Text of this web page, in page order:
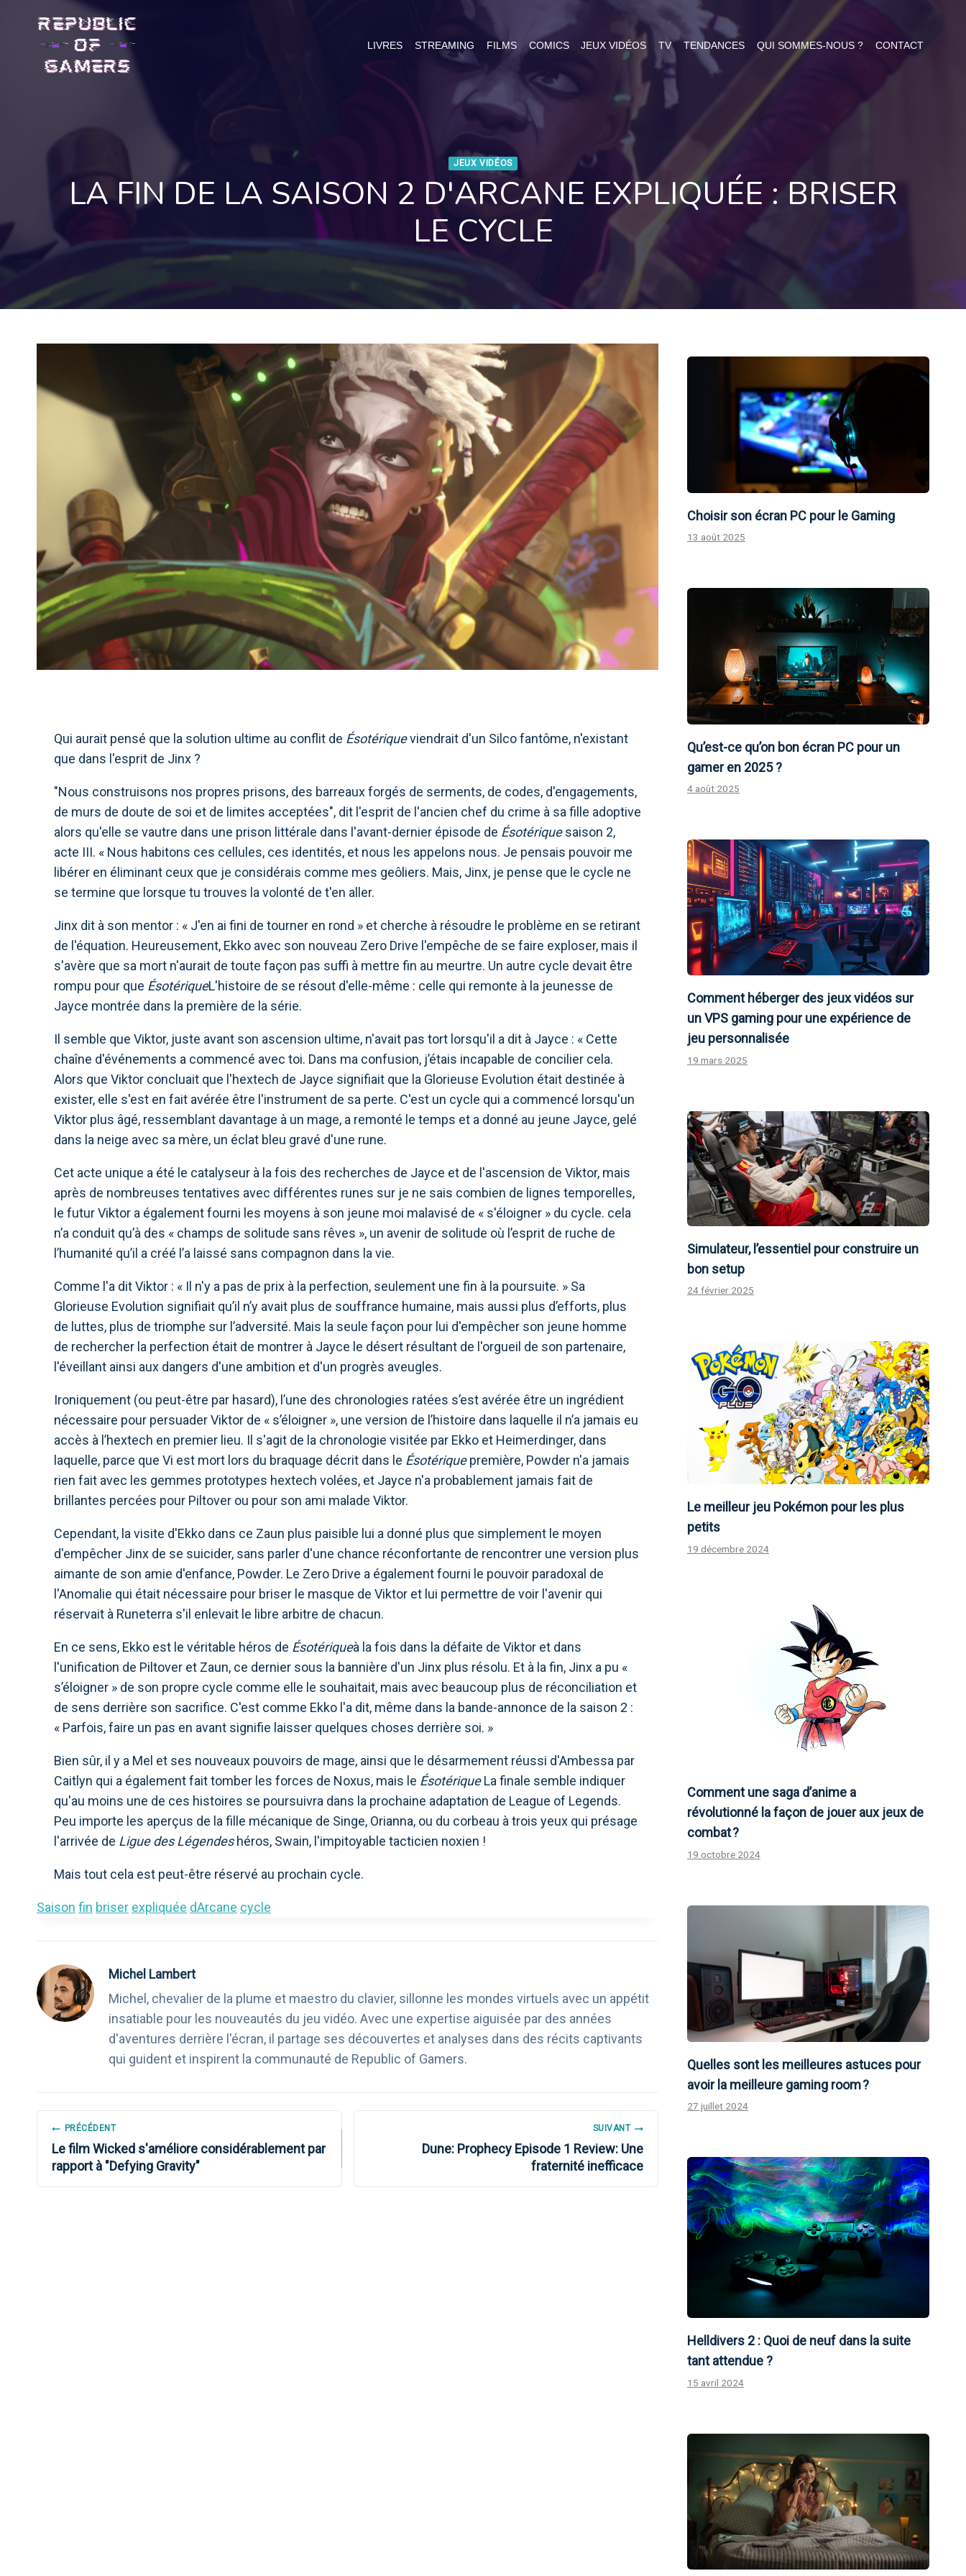
content
LIVRES STREAMING FILMS COMICS JEUX VIDÉOS TV TENDANCES QUI SOMMES-NOUS ? CONTACT
JEUX VIDÉOS
LA FIN DE LA SAISON 2 D'ARCANE EXPLIQUÉE : BRISER
LE CYCLE
Qui aurait pensé que la solution ultime au conflit de Ésotériqueviendrait d'un Silco fantôme, n'existant
que dans l'esprit de Jinx ?
"Nous construisons nos propres prisons, des barreaux forgés de serments, de codes, d'engagements,
de murs de doute de soi et de limites acceptées", dit l'esprit de l'ancien chef du crime à sa fille adoptive
alors qu'elle se vautre dans une prison littérale dans l'avant-dernier épisode de Ésotériquesaison 2,
acte III. « Nous habitons ces cellules, ces identités, et nous les appelons nous. Je pensais pouvoir me
libérer en éliminant ceux que je considérais comme mes geôliers. Mais, Jinx, je pense que le cycle ne
se termine que lorsque tu trouves la volonté de t'en aller.
Jinx dit à son mentor : « J'en ai fini de tourner en rond » et cherche à résoudre le problème en se retirant
de l'équation. Heureusement, Ekko avec son nouveau Zero Drive l'empêche de se faire exploser, mais il
s'avère que sa mort n'aurait de toute façon pas suffi à mettre fin au meurtre. Un autre cycle devait être
rompu pour que ÉsotériqueL'histoire de se résout d'elle-même : celle qui remonte à la jeunesse de
Jayce montrée dans la première de la série.
Il semble que Viktor, juste avant son ascension ultime, n'avait pas tort lorsqu'il a dit à Jayce : « Cette
chaîne d'événements a commencé avec toi. Dans ma confusion, j’étais incapable de concilier cela.
Alors que Viktor concluait que l'hextech de Jayce signifiait que la Glorieuse Evolution était destinée à
exister, elle s'est en fait avérée être l'instrument de sa perte. C'est un cycle qui a commencé lorsqu'un
Viktor plus âgé, ressemblant davantage à un mage, a remonté le temps et a donné au jeune Jayce, gelé
dans la neige avec sa mère, un éclat bleu gravé d'une rune.
Cet acte unique a été le catalyseur à la fois des recherches de Jayce et de l'ascension de Viktor, mais
après de nombreuses tentatives avec différentes runes sur je ne sais combien de lignes temporelles,
le futur Viktor a également fourni les moyens à son jeune moi malavisé de « s'éloigner » du cycle. cela
n’a conduit qu’à des « champs de solitude sans rêves », un avenir de solitude où l’esprit de ruche de
l’humanité qu’il a créé l’a laissé sans compagnon dans la vie.
Comme l'a dit Viktor : « Il n'y a pas de prix à la perfection, seulement une fin à la poursuite. » Sa
Glorieuse Evolution signifiait qu’il n’y avait plus de souffrance humaine, mais aussi plus d’efforts, plus
de luttes, plus de triomphe sur l’adversité. Mais la seule façon pour lui d'empêcher son jeune homme
de rechercher la perfection était de montrer à Jayce le désert résultant de l'orgueil de son partenaire,
l'éveillant ainsi aux dangers d'une ambition et d'un progrès aveugles.
Ironiquement (ou peut-être par hasard), l’une des chronologies ratées s’est avérée être un ingrédient
nécessaire pour persuader Viktor de « s’éloigner », une version de l’histoire dans laquelle il n’a jamais eu
accès à l’hextech en premier lieu. Il s'agit de la chronologie visitée par Ekko et Heimerdinger, dans
laquelle, parce que Vi est mort lors du braquage décrit dans le Ésotériquepremière, Powder n'a jamais
rien fait avec les gemmes prototypes hextech volées, et Jayce n'a probablement jamais fait de
brillantes percées pour Piltover ou pour son ami malade Viktor.
Cependant, la visite d'Ekko dans ce Zaun plus paisible lui a donné plus que simplement le moyen
d'empêcher Jinx de se suicider, sans parler d'une chance réconfortante de rencontrer une version plus
aimante de son amie d'enfance, Powder. Le Zero Drive a également fourni le pouvoir paradoxal de
l'Anomalie qui était nécessaire pour briser le masque de Viktor et lui permettre de voir l'avenir qui
réservait à Runeterra s'il enlevait le libre arbitre de chacun.
En ce sens, Ekko est le véritable héros de Ésotériqueà la fois dans la défaite de Viktor et dans
l'unification de Piltover et Zaun, ce dernier sous la bannière d'un Jinx plus résolu. Et à la fin, Jinx a pu «
s’éloigner » de son propre cycle comme elle le souhaitait, mais avec beaucoup plus de réconciliation et
de sens derrière son sacrifice. C'est comme Ekko l'a dit, même dans la bande-annonce de la saison 2 :
« Parfois, faire un pas en avant signifie laisser quelques choses derrière soi. »
Bien sûr, il y a Mel et ses nouveaux pouvoirs de mage, ainsi que le désarmement réussi d'Ambessa par
Caitlyn qui a également fait tomber les forces de Noxus, mais le ÉsotériqueLa finale semble indiquer
qu'au moins une de ces histoires se poursuivra dans la prochaine adaptation de League of Legends.
Peu importe les aperçus de la fille mécanique de Singe, Orianna, ou du corbeau à trois yeux qui présage
l'arrivée de Ligue des Légendeshéros, Swain, l'impitoyable tacticien noxien !
Mais tout cela est peut-être réservé au prochain cycle.
Saison fin briser expliquée dArcane cycle
Michel Lambert
Michel, chevalier de la plume et maestro du clavier, sillonne les mondes virtuels avec un appétit
insatiable pour les nouveautés du jeu vidéo. Avec une expertise aiguisée par des années
d'aventures derrière l'écran, il partage ses découvertes et analyses dans des récits captivants
qui guident et inspirent la communauté de Republic of Gamers.
NAVIGATION
DE
PRÉCÉDENT
Le film Wicked s'améliore considérablement par
rapport à "Defying Gravity"
SUIVANT
Dune: Prophecy Episode 1 Review: Une
fraternité inefficace
Choisir son écran PC pour le Gaming
13 août 2025
Qu’est-ce qu’on bon écran PC pour un
gamer en 2025 ?
4 août 2025
Comment héberger des jeux vidéos sur
un VPS gaming pour une expérience de
jeu personnalisée
19 mars 2025
Simulateur, l’essentiel pour construire un
bon setup
24 février 2025
Le meilleur jeu Pokémon pour les plus
petits
19 décembre 2024
Comment une saga d’anime a
révolutionné la façon de jouer aux jeux de
combat ?
19 octobre 2024
Quelles sont les meilleures astuces pour
avoir la meilleure gaming room ?
27 juillet 2024
Helldivers 2 : Quoi de neuf dans la suite
tant attendue ?
15 avril 2024